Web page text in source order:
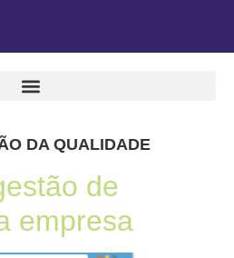
DA QUALIDADE
de
empresa